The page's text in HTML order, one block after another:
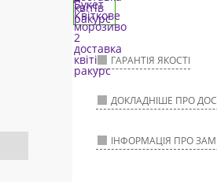
ГАРАНТІЯ ЯКОСТІ
ДОКЛАДНІШЕ ПРО
ІНФОРМАЦІЯ ПРО